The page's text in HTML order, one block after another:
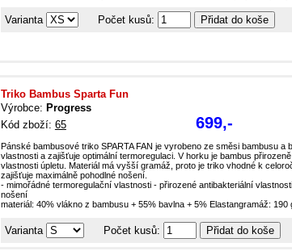
Varianta Počet kusů:
Triko Bambus Sparta Fun
Výrobce: Progress
Kód zboží: 65 699,-
Pánské bambusové triko SPARTA FAN je vyrobeno ze směsi bambusu
vlastnosti a zajišťuje optimální termoregulaci. V horku je bambus
vlastnosti úpletu. Materiál má vyšší gramáž, proto je triko vhodné k
zajišťuje maximálně pohodlné nošení.
- mimořádné termoregulační vlastnosti - přirozené antibakteriální
nošení
materiál: 40% vlákno z bambusu + 55% bavlna + 5% Elastangramáž: 190
Varianta Počet kusů: